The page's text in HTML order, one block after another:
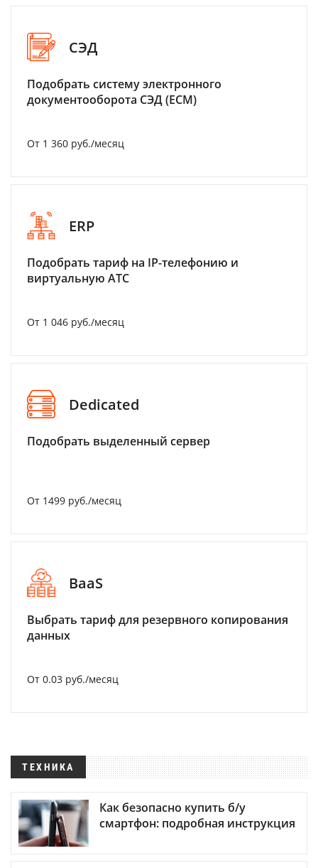
СЭД
Подобрать систему электронного
документооборота СЭД (ECM)
От 1 360 руб./месяц
ERP
Подобрать тариф на IP-телефонию и
виртуальную АТС
От 1 046 руб./месяц
Dedicated
Подобрать выделенный сервер
От 1499 руб./месяц
BaaS
Выбрать тариф для резервного копирования
данных
От 0.03 руб./месяц
ТЕХНИКА
Как безопасно купить б/у
смартфон: подробная инструкция